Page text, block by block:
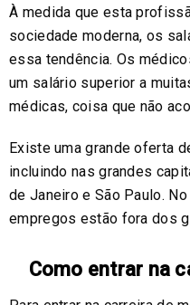
À medida que esta
sociedade moderna, os
essa tendência. Os
um salário superior a
médicas, coisa que não
Existe uma grande oferta
incluindo nas grandes
de Janeiro e São Paulo.
empregos estão fora dos
Como entrar na